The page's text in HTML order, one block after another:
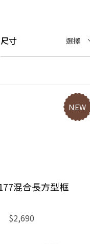
尺寸 選擇
NEW
混合長方型框
$2,690